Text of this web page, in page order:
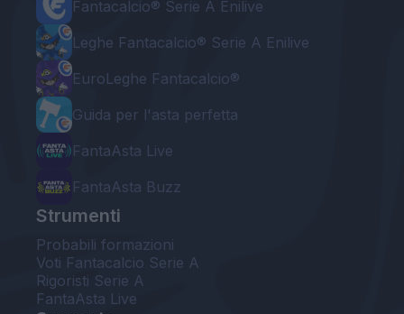
Fantacalcio® Serie A Enilive
Leghe Fantacalcio® Serie A Enilive
EuroLeghe Fantacalcio®
Guida per l'asta perfetta
FantaAsta Live
FantaAsta Buzz
Strumenti
Probabili formazioni
Voti Fantacalcio Serie A
Rigoristi Serie A
FantaAsta Live